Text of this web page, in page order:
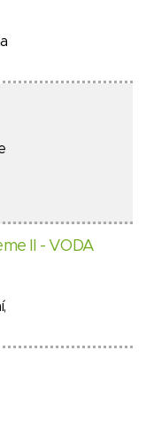
II - VODA